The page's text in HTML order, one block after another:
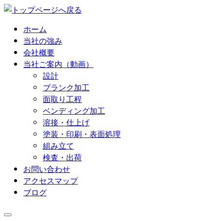
コ
ホーム
当社の強み
会社概要
当社ご案内（動画）
設計
ブランク加工
面取り工程
ベンディング加工
溶接・仕上げ
塗装・印刷・表面処理
組み立て
検査・出荷
お問い合わせ
アクセスマップ
ブログ